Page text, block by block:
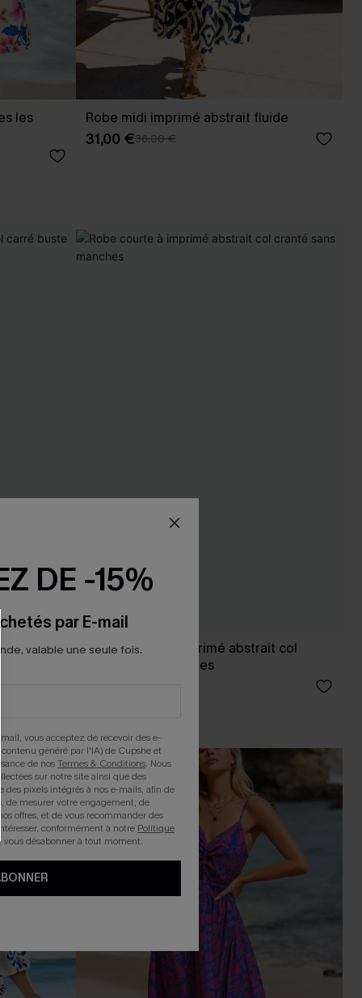
les Robe midi imprimé abstrait fluide
31,00 €36,00 €
col
Robe courte à imprimé abstrait col
cranté sans manches
DE -15%
par E-mail
valable une seule fois.
vous acceptez de recevoir des e-
généré par l'IA) de Cupshe et
de nosTermes & Conditions. Nous
sur notre site ainsi que des
des pixels intégrés à nos e-mails, afin de
de mesurer votre engagement, de
offres, et de vous recommander des
conformément à notre Politique
vous désabonner à tout moment.